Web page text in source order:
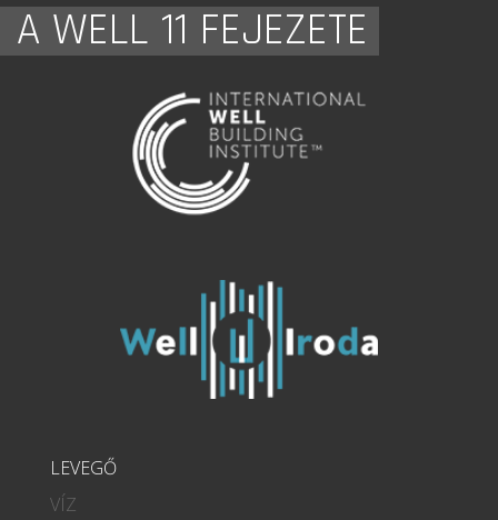
A WELL 11 FEJEZETE
LEVEGŐ
VÍZ